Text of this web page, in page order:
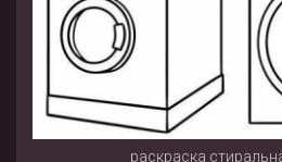
раскраска